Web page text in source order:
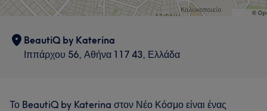
BeautiQ by Katerina
Ιππάρχου 56, Αθήνα 117 43, Ελλάδα
Το BeautiQ by Katerina στον Νέο Κόσμο είναι ένας